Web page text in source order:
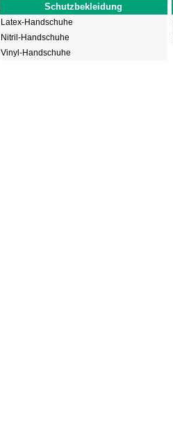
Schutzbekleidung
Latex-Handschuhe
Nitril-Handschuhe
Vinyl-Handschuhe